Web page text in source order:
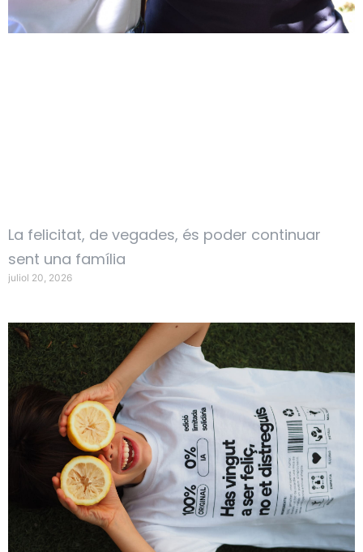
La felicitat, de vegades, és poder continuar
sent una família
juliol 20, 2026